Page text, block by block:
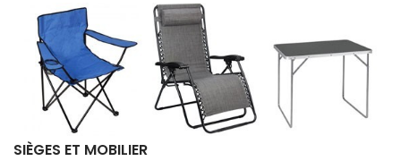
SIÈGES ET MOBILIER